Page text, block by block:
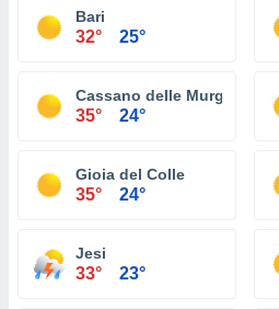
Bari
32° 25°
Cassano delle Murge
35° 24°
Gioia del Colle
35° 24°
Jesi
33° 23°